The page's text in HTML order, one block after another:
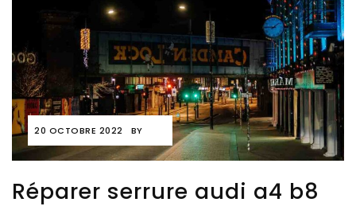
20 OCTOBRE 2022 BY
Réparer serrure audi a4 b8